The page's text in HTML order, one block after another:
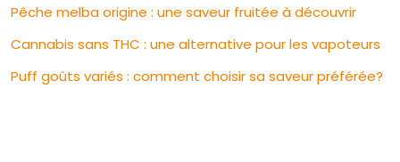
Pêche melba origine : une saveur fruitée à découvrir
Cannabis sans THC : une alternative pour les vapoteurs
Puff goûts variés : comment choisir sa saveur préférée?